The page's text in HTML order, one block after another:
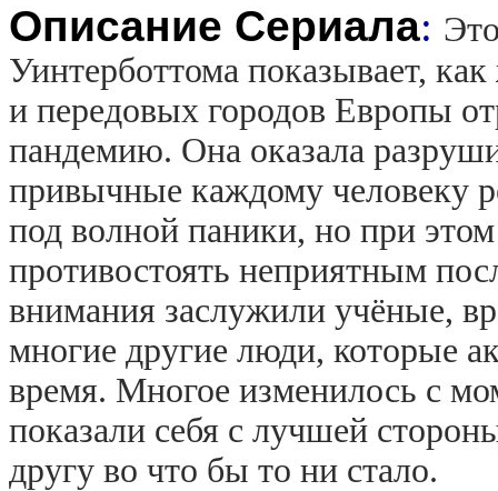
Описание Сериала:
Уинтерботтома показывает,
и передовых городов Европы
пандемию. Она оказала
привычные каждому человеку
под волной паники, но при
противостоять неприятным
внимания заслужили учёные,
многие другие люди, которые
время. Многое изменилось с
показали себя с лучшей
другу во что бы то ни стало.